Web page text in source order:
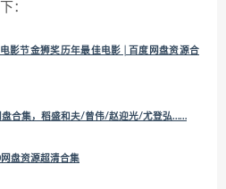
：
影节金狮奖历年最佳电影│百度网盘资源合
盘合集，稻盛和夫/曾伟/赵迎光/尤登弘……
盘资源超清合集